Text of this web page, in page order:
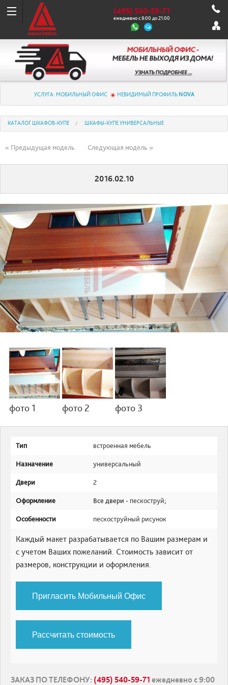
(495) 540-59-71
ежедневно с 9:00 до 21:00
УСЛУГА: МОБИЛЬНЫЙ ОФИС НЕВИДИМЫЙ ПРОФИЛЬ NOVA
КАТАЛОГ ШКАФОВ-КУПЕ ШКАФЫ-КУПЕ УНИВЕРСАЛЬНЫЕ
« Предыдущая модель Следующая модель »
2016.02.10
фото 1 фото 2 фото 3
Тип встроенная мебель
Назначение универсальный
Двери 2
Оформление Все двери - пескоструй;
Особенности пескоструйный рисунок
Каждый макет разрабатывается по Вашим размерам и
с учетом Ваших пожеланий. Стоимость зависит от
размеров, конструкции и оформления.
Пригласить Мобильный Офис
Рассчитать стоимость
ЗАКАЗ ПО ТЕЛЕФОНУ: (495) 540-59-71 ежедневно с 9:00